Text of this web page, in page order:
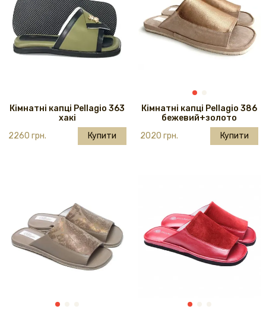
Кімнатні капці Pellagio 363
хакі
2260 грн.
Купити
Кімнатні капці Pellagio 386
бежевий+золото
2020 грн.
Купити